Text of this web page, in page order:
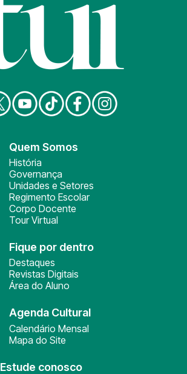
Quem Somos
História
Governança
Unidades e Setores
Regimento Escolar
Corpo Docente
Tour Virtual
Fique por dentro
Destaques
Revistas Digitais
Área do Aluno
Agenda Cultural
Calendário Mensal
Mapa do Site
Estude conosco